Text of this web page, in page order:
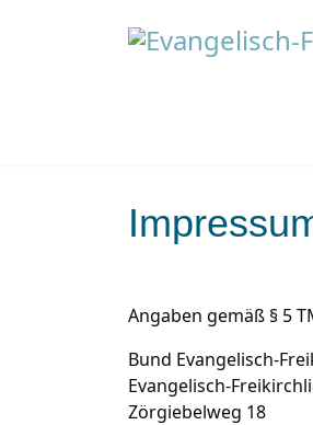
Angaben gemäß § 5
Bund Evangelisch-
Evangelisch-
Zörgiebelweg 18